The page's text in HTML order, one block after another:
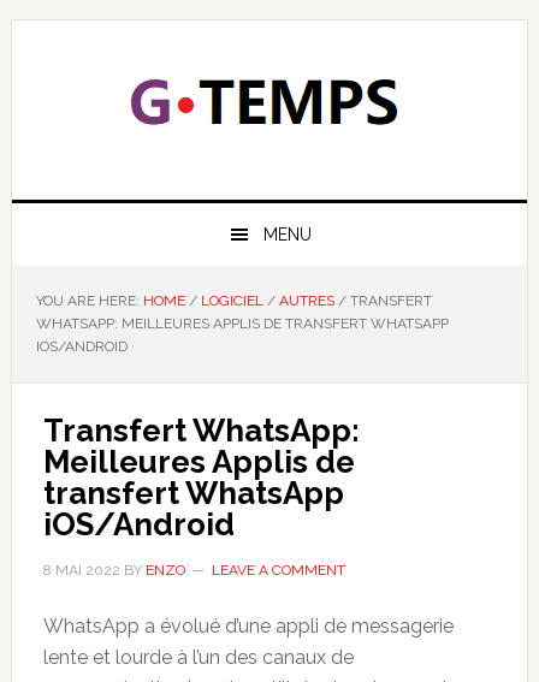
Skip
Skip
Skip
Skip
GTEMPS
MENU
YOU ARE HERE: HOME / LOGICIEL / AUTRES /TRANSFERT
WHATSAPP: MEILLEURES APPLIS DE TRANSFERT WHATSAPP
IOS/ANDROID
Transfert WhatsApp:
Meilleures Applis de
transfert WhatsApp
iOS/Android
8 MAI 2022 BY ENZO LEAVE A COMMENT
WhatsApp a évolué d’une appli de messagerie
lente et lourde à l’un des canaux de